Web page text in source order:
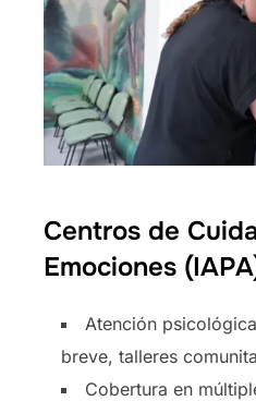
Centros de
Emociones
Atención
breve, talleres
Cobertura en